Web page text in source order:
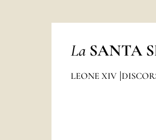
La SANTA
LEONE XIV